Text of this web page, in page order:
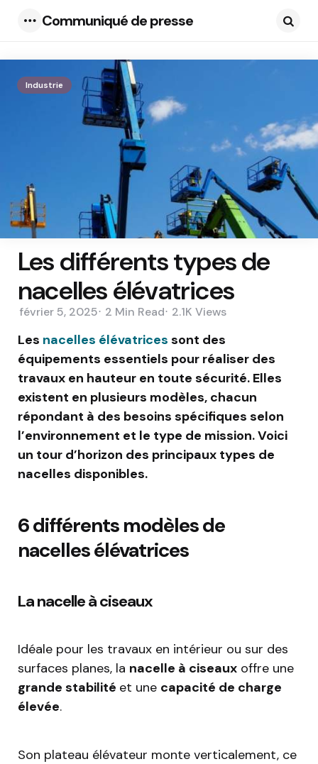
Communiqué de presse
Industrie
Les différents types de
nacelles élévatrices
février 5, 2025 2 Min Read 2.1K Views
Les nacelles élévatrices sont des
équipements essentiels pour réaliser des
travaux en hauteur en toute sécurité. Elles
existent en plusieurs modèles, chacun
répondant à des besoins spécifiques selon
l’environnement et le type de mission. Voici
un tour d’horizon des principaux types de
nacelles disponibles.
6 différents modèles de
nacelles élévatrices
La nacelle à ciseaux
Idéale pour les travaux en intérieur ou sur des
surfaces planes, la nacelle à ciseaux offre une
grande stabilité et une capacité de charge
élevée.
Son plateau élévateur monte verticalement, ce